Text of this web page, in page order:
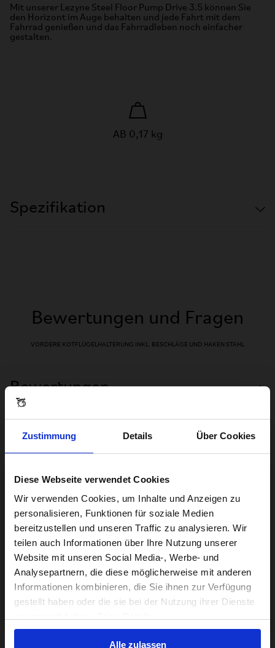
Zustimmung Details Über Cookies
Diese Webseite verwendet Cookies
Wir verwenden Cookies, um Inhalte und Anzeigen zu
personalisieren, Funktionen für soziale Medien
bereitzustellen und unseren Traffic zu analysieren. Wir
teilen auch Informationen über Ihre Nutzung unserer
Website mit unseren Social Media-, Werbe- und
Analysepartnern, die diese möglicherweise mit anderen
Informationen kombinieren, die Sie ihnen zur Verfügung
gestellt haben oder die sie bei der Nutzung ihrer Dienste
Alle zulassen
Mit unserer Lezyne Steel Floor Pump Drive 3.5 können Sie
den Horizont im Auge behalten und jede Fahrt mit dem
Fahrrad genießen und das Fahrradleben noch einfacher
gestalten.
AB 0,17 kg
Spezifikation
Bewertungen und Fragen
VORDERE KOTFLÜGELHALTERUNG INKL. BESCHLÄGE UND HAKEN STAHL
Bewertungen
Visiting from the United States?
For a better experience, please visit our:
US website
No, stay here